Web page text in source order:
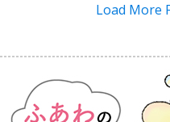
Load More